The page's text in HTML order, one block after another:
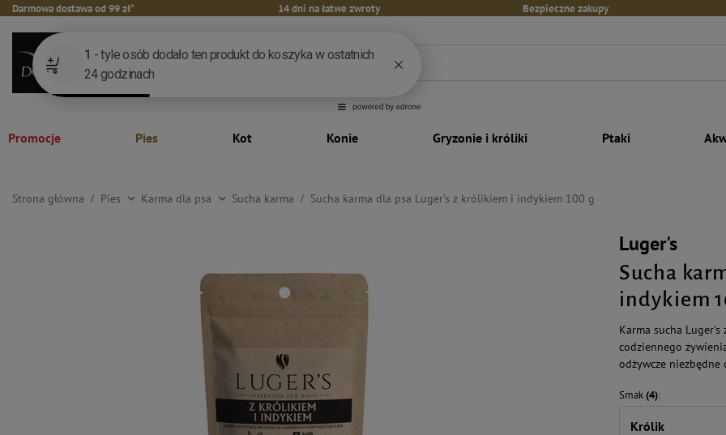
Darmowa dostawa od 99 zł* 14 dni na łatwe zwroty Bezpieczne zakupy
Promocje Pies Kot Konie Gryzonie i króliki Ptaki
Strona główna Pies Karma dla psa Sucha karma Sucha karma dla psa Luger’s z królikiem i indykiem 100 g
Luger's
Sucha
indykiem
Karma sucha
codziennego
odżywcze
Smak(4)
Królik